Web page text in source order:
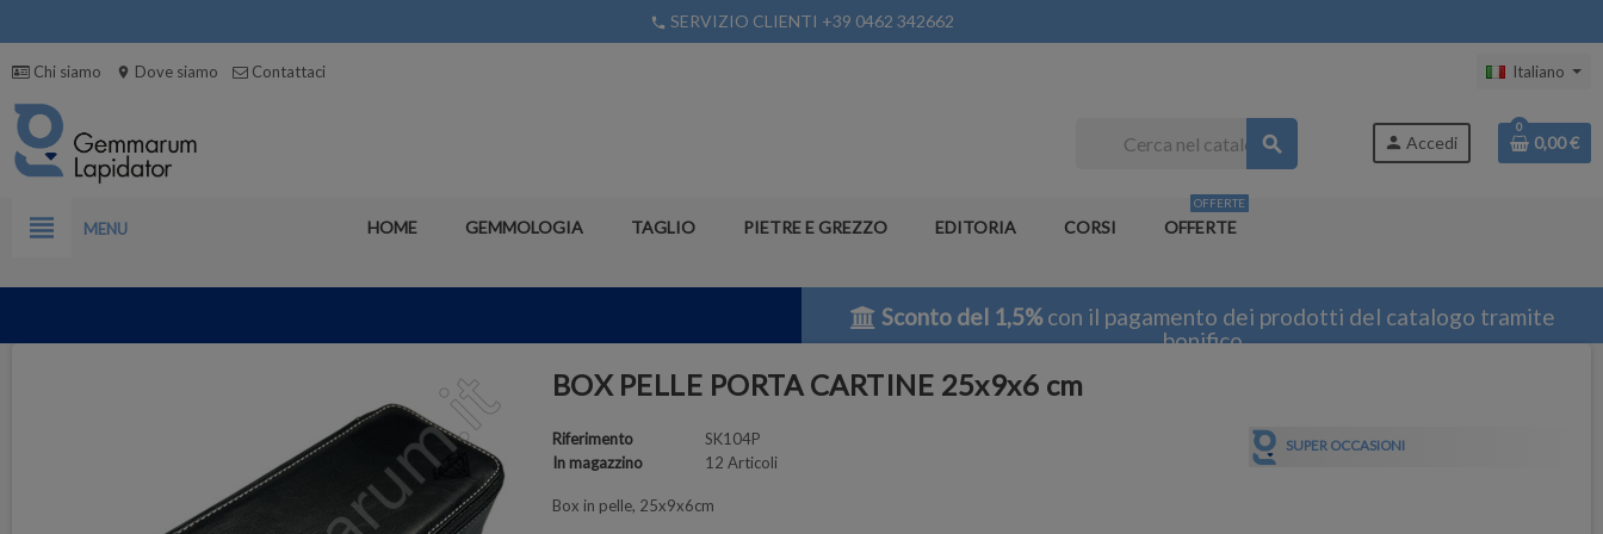
phone SERVIZIO CLIENTI +39 0462 342662
Chi siamo location_on Dove siamo Contattaci Italiano
search person Accedi
0
0,00 €
view_headline MENU HOME GEMMOLOGIA TAGLIO PIETRE E GREZZO EDITORIA CORSI OFFERTE
OFFERTE
Sconto del 1,5%con il pagamento dei prodotti del catalogo tramite
bonifico
BOX PELLE PORTA CARTINE 25x9x6 cm
Riferimento
SK104P
In magazzino
12 Articoli
Box in pelle, 25x9x6cm
SUPER OCCASIONI